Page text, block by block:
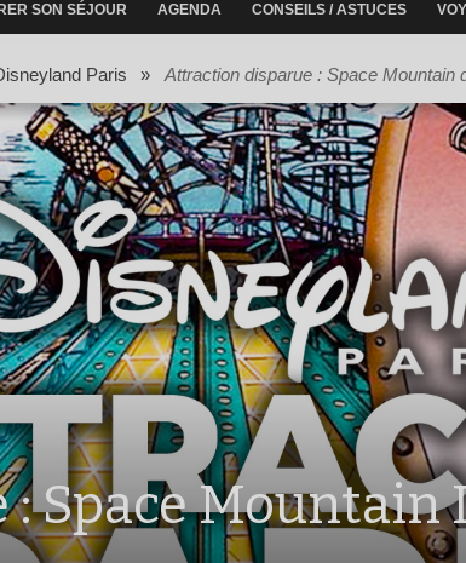
SON SÉJOUR AGENDA CONSEILS / ASTUCES
Paris » Attraction disparue : Space Mountain
Space Mountain